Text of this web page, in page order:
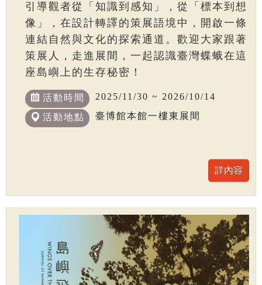
引導觀者從「知識到感知」，從「標本到想
像」，在設計轉譯的策展語境中，開啟一條
連結自然與文化的探索通道。歡迎大家跟著
策展人，走進展間，一起認識臺灣蝶蛾在這
座島嶼上的生存秘密！
活動時間 2025/11/30 ~ 2026/10/14
活動地點 臺博館本館一樓東展間